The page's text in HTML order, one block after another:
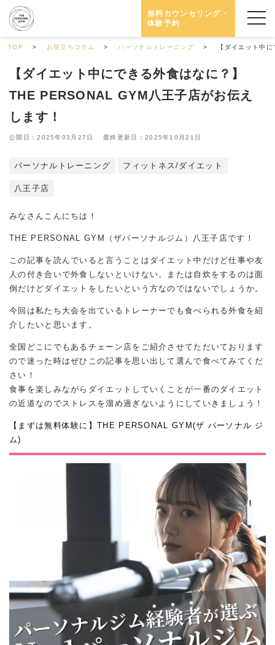
無料カウンセリング・
体験予約
TOP お役立ちコラム パーソナルトレーニング 【ダイエット中
【ダイエット中にできる外食はなに？】
THE PERSONAL GYM八王子店がお伝え
します！
公開日：2025年03月27日 最終更新日：2025年10月21日
パーソナルトレーニング フィットネス/ダイエット
八王子店
みなさんこんにちは！
THE PERSONAL GYM（ザパーソナルジム）八王子店です！
この記事を読んでいると言うことはダイエット中だけど仕事や友
人の付き合いで外食しないといけない。または自炊をするのは面
倒だけどダイエットをしたいという方なのではないでしょうか。
今回は私たち大会を出ているトレーナーでも食べられる外食を紹
介したいと思います。
全国どこにでもあるチェーン店をご紹介させてただいております
ので迷った時はぜひこの記事を思い出して選んで食べてみてくだ
さい！
食事を楽しみながらダイエットしていくことが一番のダイエット
の近道なのでストレスを溜め過ぎないようにしていきましょう！
【まずは無料体験に】THE PERSONAL GYM(ザ パーソナル ジ
ム)